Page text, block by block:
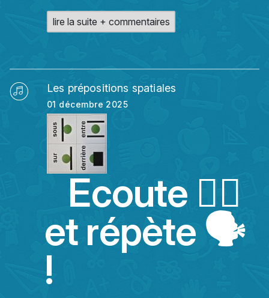
lire la suite + commentaires
Les prépositions spatiales
01 décembre 2025
Ecoute 👂🏻
et répète 🗣️
!